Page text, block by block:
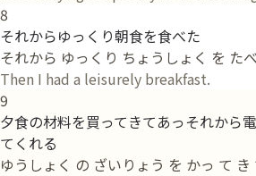
8
それからゆっくり朝食を食べた
それから ゆっくり ちょうしょく を た
Then I had a leisurely breakfast.
9
夕食の材料を買ってきてあっそれから
てくれる
ゆうしょく の ざいりょう を かっ て